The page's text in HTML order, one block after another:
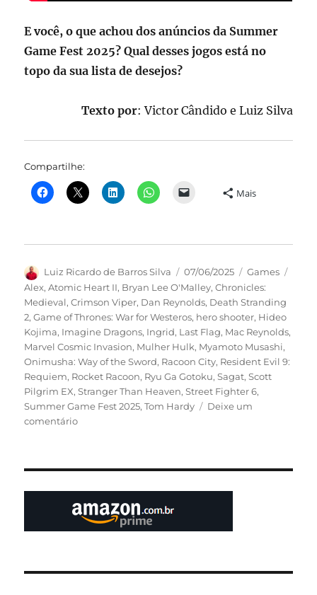
E você, o que achou dos anúncios da Summer
Game Fest 2025? Qual desses jogos está no
topo da sua lista de desejos?
Texto por: Victor Cândido e Luiz Silva
Compartilhe:
Mais
Autor
Luiz Ricardo de Barros Silva
Publicado
em
07/06/2025 Categorias
Games
Alex,Atomic Heart II, Bryan Lee O'Malley,Chronicles:
Medieval,Crimson Viper, Dan Reynolds, Death Stranding
2,Game of Thrones: War for Westeros, hero shooter, Hideo
Kojima, Imagine Dragons, Ingrid, Last Flag, Mac Reynolds,
Marvel Cosmic Invasion, Mulher Hulk, Myamoto Musashi,
Onimusha: Way of the Sword, Racoon City, Resident Evil 9:
Requiem, Rocket Racoon, Ryu Ga Gotoku,Sagat,Scott
Pilgrim EX,Stranger Than Heaven,Street Fighter 6,
Summer Game Fest 2025,Tom Hardy
Deixe um
comentárioem
–
Confira
os
evento